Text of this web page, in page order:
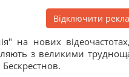
Відключити
на нових
з великими